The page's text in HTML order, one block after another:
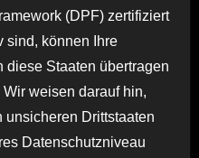
(DPF) zertifiziert
sind, können Ihre
diese Staaten übertragen
weisen darauf hin,
Drittstaaten
Datenschutzniveau